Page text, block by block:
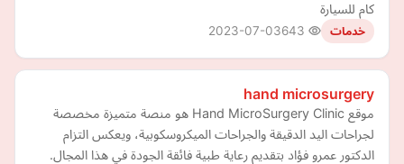
كام للسيارة
خدمات 2023-07-03
hand microsurgery
موقع Hand MicroSurgery Clinic هو منصة متميزة مخصصة
لجراحات اليد الدقيقة والجراحات الميكروسكوبية، ويعكس التزام
الدكتور عمرو فؤاد بتقديم رعاية طبية فائقة الجودة في هذا المجال.